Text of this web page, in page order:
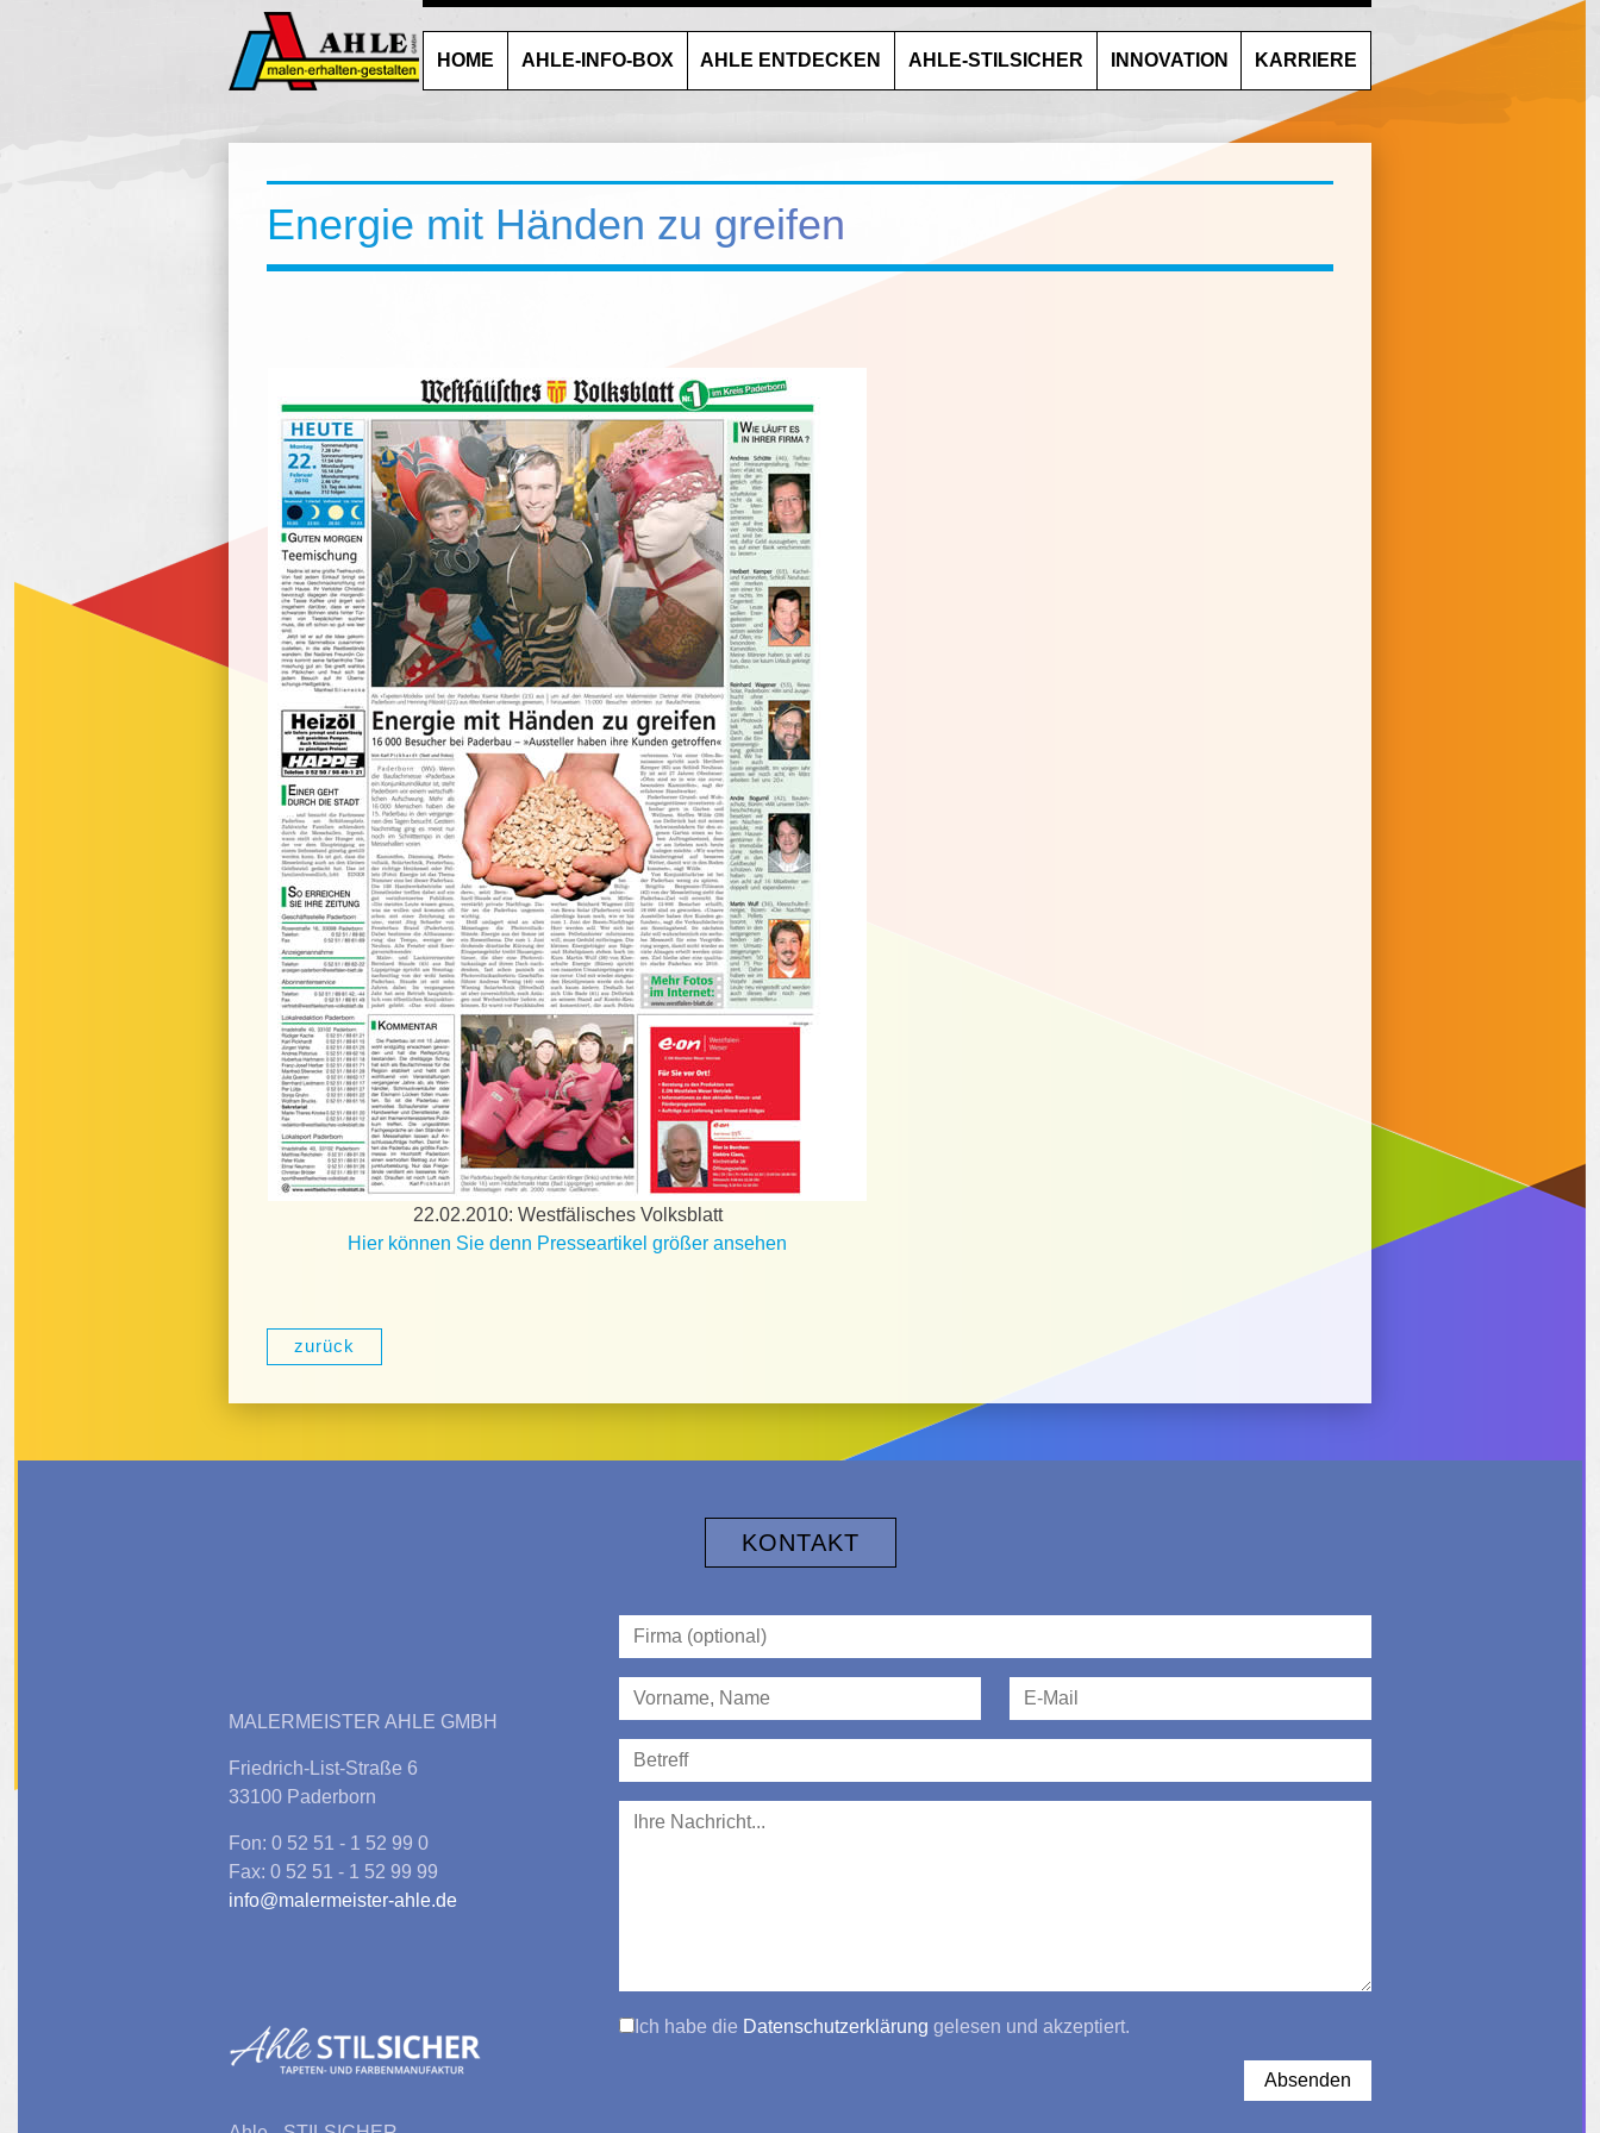
HOME AHLE-INFO-BOX AHLE ENTDECKEN AHLE-STILSICHER INNOVATION KARRIERE
Energie mit Händen zu greifen
22.02.2010: Westfälisches Volksblatt
Hier können Sie denn Presseartikel größer ansehen
zurück
KONTAKT
MALERMEISTER AHLE GMBH
Friedrich-List-Straße 6
33100 Paderborn
Fon: 0 52 51 - 1 52 99 0
Fax: 0 52 51 - 1 52 99 99
info@malermeister-ahle.de
Ich habe die Datenschutzerklärung gelesen und akzeptiert.
Absenden